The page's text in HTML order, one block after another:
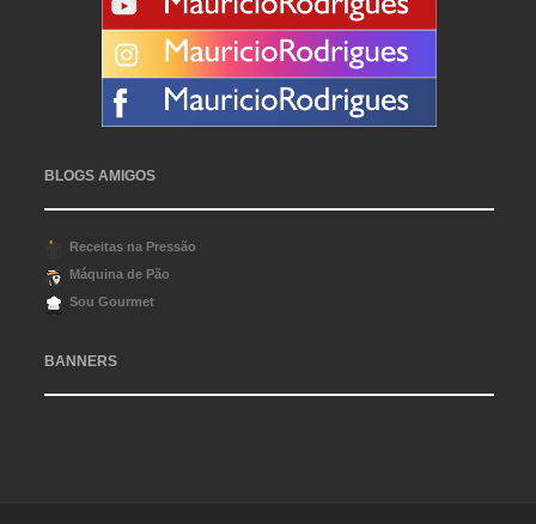
BLOGS AMIGOS
Receitas na Pressão
Máquina de Pão
Sou Gourmet
BANNERS